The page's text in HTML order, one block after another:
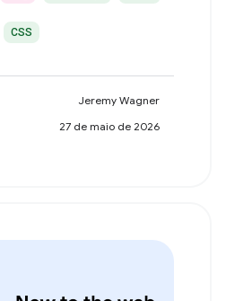
CSS
Jeremy Wagner
27 de maio de 2026